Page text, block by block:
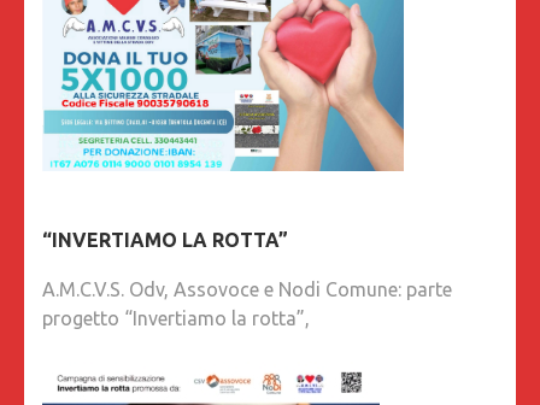
“INVERTIAMO LA ROTTA”
A.M.C.V.S. Odv, Assovoce e Nodi Comune: parte
progetto “Invertiamo la rotta”,